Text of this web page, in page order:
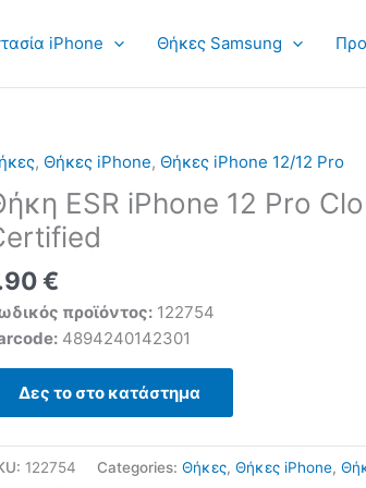
iPhone Θήκες Samsung
, Θήκες iPhone, Θήκες iPhone 12/12 Pro
ESR iPhone 12 Pro
€
προϊόντος: 122754
4894240142301
Δες το στο κατάστημα
122754 Categories: Θήκες, Θήκες iPhone,